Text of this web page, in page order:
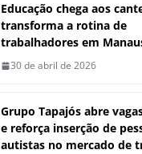
Educação chega aos
transforma a rotina de
trabalhadores em
30 de abril de 2026
Grupo Tapajós abre
e reforça inserção de
autistas no mercado de